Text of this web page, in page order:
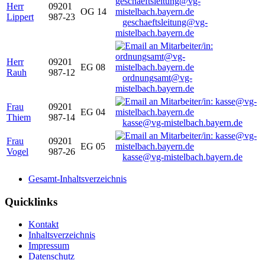
Herr
Lippert
09201
987-23
OG 14
geschaeftsleitung@vg-
mistelbach.bayern.de
Herr
Rauh
09201
987-12
EG 08
ordnungsamt@vg-
mistelbach.bayern.de
Frau
Thiem
09201
987-14
EG 04
kasse@vg-mistelbach.bayern.de
Frau
Vogel
09201
987-26
EG 05
kasse@vg-mistelbach.bayern.de
Gesamt-Inhaltsverzeichnis
Quicklinks
Kontakt
Inhaltsverzeichnis
Impressum
Datenschutz